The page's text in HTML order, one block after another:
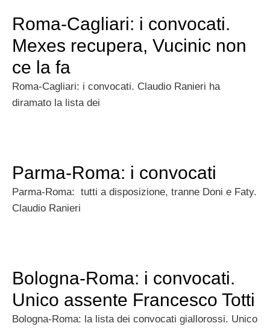
Roma-Cagliari: i convocati.
Mexes recupera, Vucinic non
ce la fa
Roma-Cagliari: i convocati. Claudio Ranieri ha
diramato la lista dei
Parma-Roma: i convocati
Parma-Roma: tutti a disposizione, tranne Doni e Faty.
Claudio Ranieri
Bologna-Roma: i convocati.
Unico assente Francesco Totti
Bologna-Roma: la lista dei convocati giallorossi. Unico